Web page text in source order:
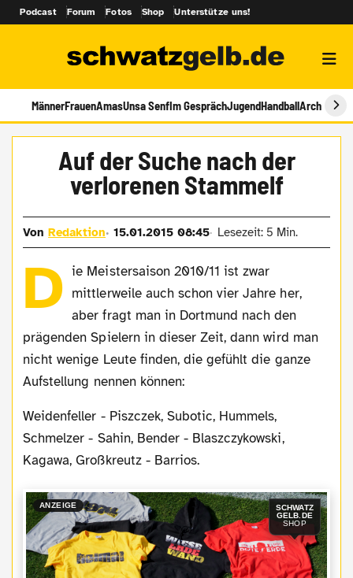
Podcast Forum Fotos Shop Unterstütze uns!
MännerFrauenAmasUnsa SenfIm GesprächJugendHandballArchiv
Auf der Suche nach der
verlorenen Stammelf
VonRedaktion 15.01.2015 08:45 Lesezeit: 5 Min.
D ie Meistersaison 2010/11 ist zwar
mittlerweile auch schon vier Jahre her,
aber fragt man in Dortmund nach den
prägenden Spielern in dieser Zeit, dann wird man
nicht wenige Leute finden, die gefühlt die ganze
Aufstellung nennen können:
Weidenfeller - Piszczek, Subotic, Hummels,
Schmelzer - Sahin, Bender - Blaszczykowski,
Kagawa, Großkreutz - Barrios.
ANZEIGE
SCHWATZ
GELB.DE
SHOP